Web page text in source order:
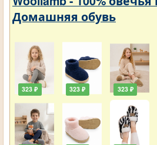
Домашняя обувь
323 ₽ 323 ₽ 323 ₽